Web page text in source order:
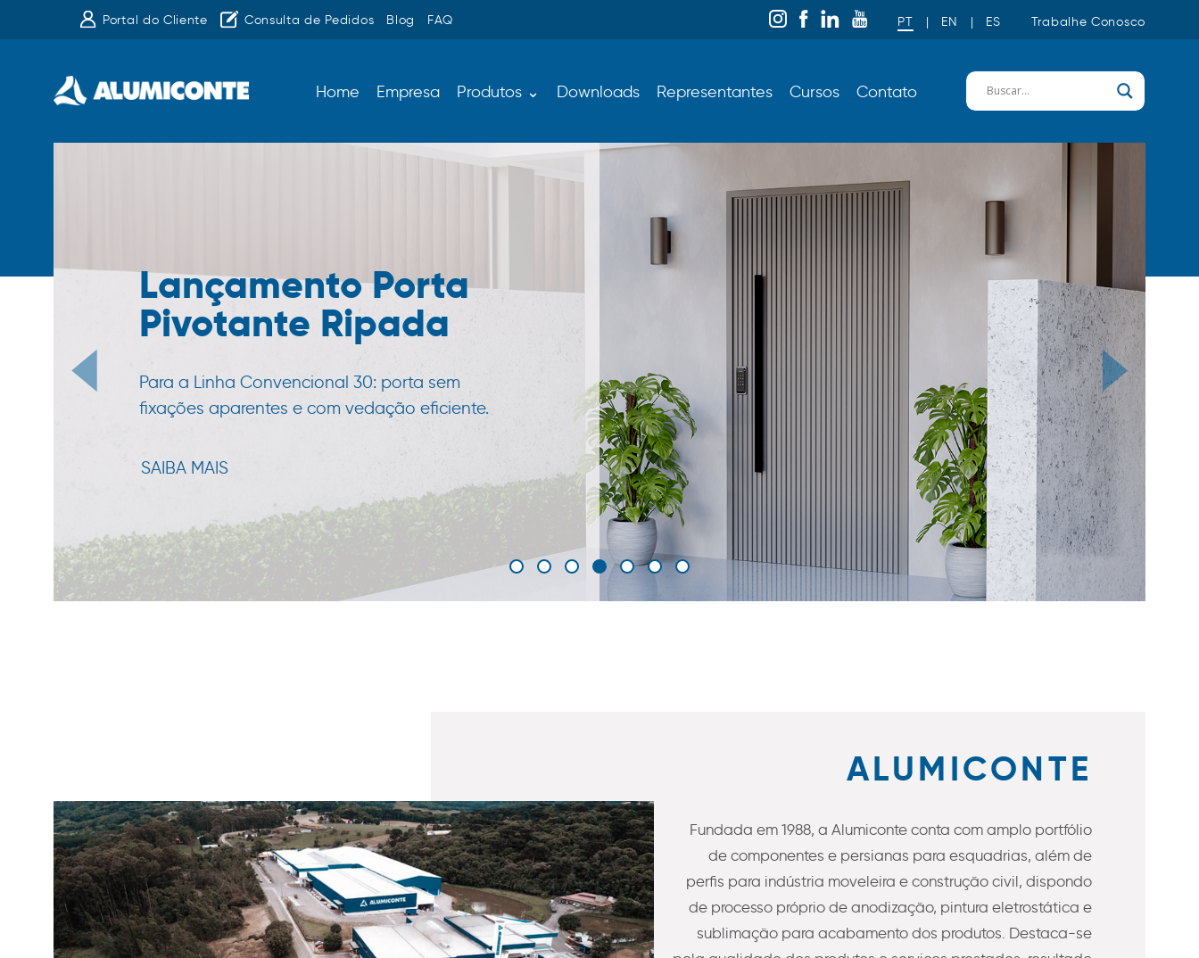
Portal do Cliente Consulta de Pedidos Blog FAQ PT | EN | ES Trabalhe Conosco
Home Empresa Produtos ⌄ Downloads Representantes Cursos Contato
Lançamento Porta
Pivotante Ripada
Para a Linha Convencional 30: porta sem
fixações aparentes e com vedação eficiente.
SAIBA MAIS
ALUMICONTE
Fundada em 1988, a Alumiconte conta com amplo portfólio
de componentes e persianas para esquadrias, além de
perfis para indústria moveleira e construção civil, dispondo
de processo próprio de anodização, pintura eletrostática e
sublimação para acabamento dos produtos. Destaca-se